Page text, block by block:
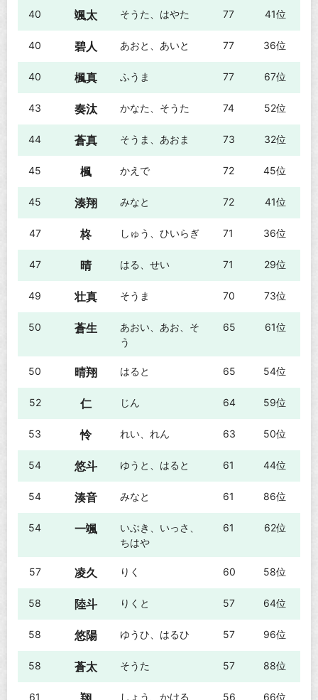
40 颯太 そうた、はやた 77 41位
40 碧人 あおと、あいと 77 36位
40 楓真 ふうま 77 67位
43 奏汰 かなた、そうた 74 52位
44 蒼真 そうま、あおま 73 32位
45 楓 かえで 72 45位
45 湊翔 みなと 72 41位
47 柊 しゅう、ひいらぎ 71 36位
47 晴 はる、せい 71 29位
49 壮真 そうま 70 73位
50 蒼生
あおい、あお、そ
う
65 61位
50 晴翔 はると 65 54位
52 仁 じん 64 59位
53 怜 れい、れん 63 50位
54 悠斗 ゆうと、はると 61 44位
54 湊音 みなと 61 86位
54 一颯
いぶき、いっさ、
ちはや
61 62位
57 凌久 りく 60 58位
58 陸斗 りくと 57 64位
58 悠陽 ゆうひ、はるひ 57 96位
58 蒼太 そうた 57 88位
61 しょう、かける 56 66位